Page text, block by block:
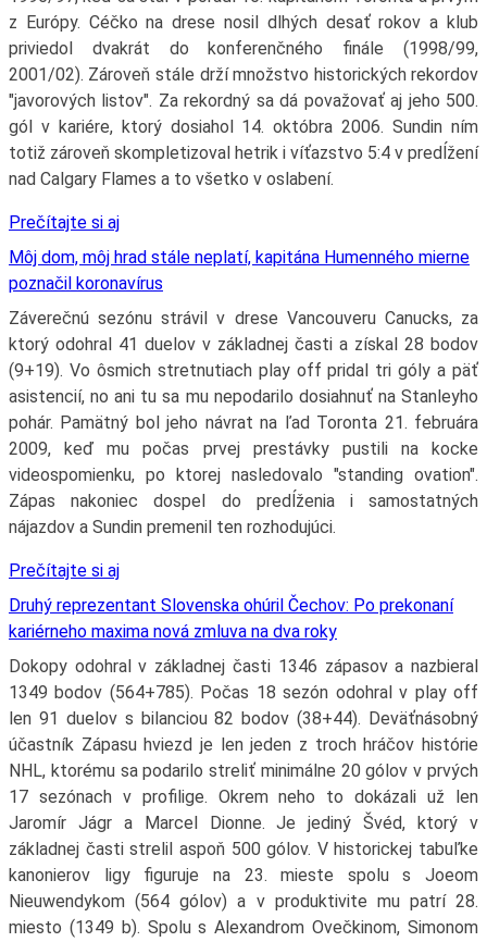
z Európy. Céčko na drese nosil dlhých desať rokov a klub
priviedol dvakrát do konferenčného finále (1998/99,
2001/02). Zároveň stále drží množstvo historických rekordov
"javorových listov". Za rekordný sa dá považovať aj jeho 500.
gól v kariére, ktorý dosiahol 14. októbra 2006. Sundin ním
totiž zároveň skompletizoval hetrik i víťazstvo 5:4 v predĺžení
nad Calgary Flames a to všetko v oslabení.
Prečítajte si aj
Môj dom, môj hrad stále neplatí, kapitána Humenného mierne
poznačil koronavírus
Záverečnú sezónu strávil v drese Vancouveru Canucks, za
ktorý odohral 41 duelov v základnej časti a získal 28 bodov
(9+19). Vo ôsmich stretnutiach play off pridal tri góly a päť
asistencií, no ani tu sa mu nepodarilo dosiahnuť na Stanleyho
pohár. Pamätný bol jeho návrat na ľad Toronta 21. februára
2009, keď mu počas prvej prestávky pustili na kocke
videospomienku, po ktorej nasledovalo "standing ovation".
Zápas nakoniec dospel do predĺženia i samostatných
nájazdov a Sundin premenil ten rozhodujúci.
Prečítajte si aj
Druhý reprezentant Slovenska ohúril Čechov: Po prekonaní
kariérneho maxima nová zmluva na dva roky
Dokopy odohral v základnej časti 1346 zápasov a nazbieral
1349 bodov (564+785). Počas 18 sezón odohral v play off
len 91 duelov s bilanciou 82 bodov (38+44). Deväťnásobný
účastník Zápasu hviezd je len jeden z troch hráčov histórie
NHL, ktorému sa podarilo streliť minimálne 20 gólov v prvých
17 sezónach v profilige. Okrem neho to dokázali už len
Jaromír Jágr a Marcel Dionne. Je jediný Švéd, ktorý v
základnej časti strelil aspoň 500 gólov. V historickej tabuľke
kanonierov ligy figuruje na 23. mieste spolu s Joeom
Nieuwendykom (564 gólov) a v produktivite mu patrí 28.
miesto (1349 b). Spolu s Alexandrom Ovečkinom, Simonom